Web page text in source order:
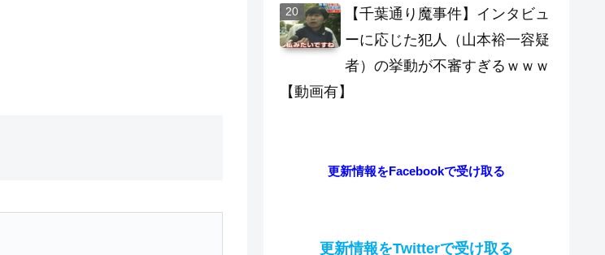
【千葉通り魔事件】インタビュ
ーに応じた犯人（山本裕一容疑
者）の挙動が不審すぎるｗｗｗ
【動画有】
更新情報をFacebookで受け取る
更新情報をTwitterで受け取る